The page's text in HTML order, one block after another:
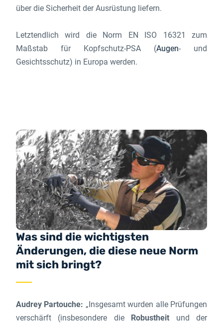
über die Sicherheit der Ausrüstung liefern.
Letztendlich wird die Norm EN ISO 16321 zum
Maßstab für Kopfschutz-PSA (Augen- und
Gesichtsschutz) in Europa werden.
Was sind die wichtigsten
Änderungen, die diese neue Norm
mit sich bringt?
Audrey Partouche: „Insgesamt wurden alle Prüfungen
verschärft (insbesondere die Robustheit und der